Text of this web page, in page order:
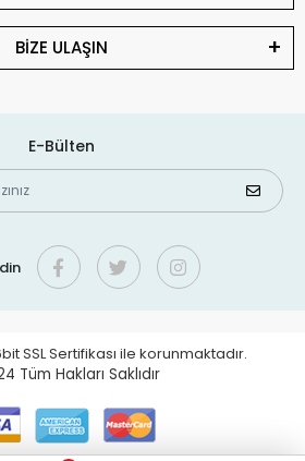
BİZE ULAŞIN
E-Bülten
SSL Sertifikası ile korunmaktadır.
Tüm Hakları Saklıdır